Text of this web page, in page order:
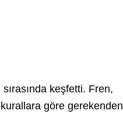
sırasında keşfetti. Fren,
göre gerekenden